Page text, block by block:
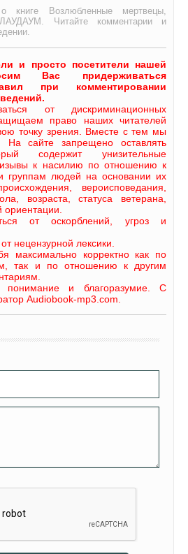
книге Возлюбленные мертвецы,
Читайте комментарии и
и просто посетители нашей
Вас придерживаться
при комментировании
от дискриминационных
право наших читателей
точку зрения. Вместе с тем мы
На сайте запрещено оставлять
содержит унизительные
к насилию по отношению к
группам людей на основании их
вероисповедания,
возраста, статуса ветерана,
ориентации.
от оскорблений, угроз и
нецензурной лексики.
максимально корректно как по
так и по отношению к другим
и благоразумие. С
Audiobook-mp3.com.